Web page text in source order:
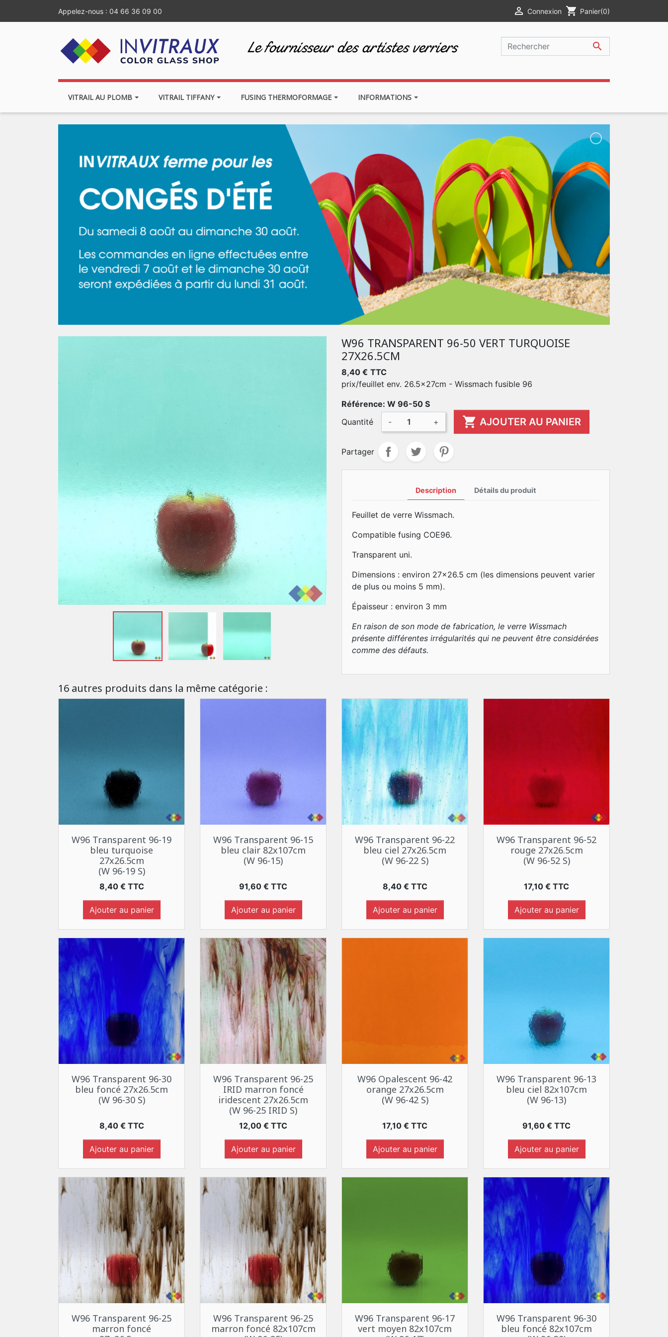
Appelez-nous : 04 66 36 09 00  Connexion shopping_cart Panier(0)
Le fournisseur des artistes verriers 
VITRAIL AU PLOMB VITRAIL TIFFANY FUSING THERMOFORMAGE INFORMATIONS
W96 TRANSPARENT 96-50 VERT TURQUOISE
27X26.5CM
8,40 € TTC
prix/feuillet env. 26.5x27cm - Wissmach fusible 96
Référence: W 96-50 S
Quantité
- +  AJOUTER AU PANIER
Partager
Description Détails du produit
Feuillet de verre Wissmach.
Compatible fusing COE96.
Transparent uni.
Dimensions : environ 27x26.5 cm (les dimensions peuvent varier
de plus ou moins 5 mm).
Épaisseur : environ 3 mm
En raison de son mode de fabrication, le verre Wissmach
présente différentes irrégularités qui ne peuvent être considérées
comme des défauts.
16 autres produits dans la même catégorie :
Aperçu rapide
W96 Transparent 96-19
bleu turquoise
27x26.5cm
(W 96-19 S)
Prix
8,40 € TTC
Ajouter au panier
Aperçu rapide
W96 Transparent 96-15
bleu clair 82x107cm
(W 96-15)
Prix
91,60 € TTC
Ajouter au panier
Aperçu rapide
W96 Transparent 96-22
bleu ciel 27x26.5cm
(W 96-22 S)
Prix
8,40 € TTC
Ajouter au panier
Aperçu rapide
W96 Transparent 96-52
rouge 27x26.5cm
(W 96-52 S)
Prix
17,10 € TTC
Ajouter au panier
Aperçu rapide
W96 Transparent 96-30
bleu foncé 27x26.5cm
(W 96-30 S)
Prix
8,40 € TTC
Ajouter au panier
Aperçu rapide
W96 Transparent 96-25
IRID marron foncé
iridescent 27x26.5cm
(W 96-25 IRID S)
Prix
12,00 € TTC
Ajouter au panier
Aperçu rapide
W96 Opalescent 96-42
orange 27x26.5cm
(W 96-42 S)
Prix
17,10 € TTC
Ajouter au panier
Aperçu rapide
W96 Transparent 96-13
bleu ciel 82x107cm
(W 96-13)
Prix
91,60 € TTC
Ajouter au panier
Aperçu rapide
W96 Transparent 96-25
marron foncé
Aperçu rapide
W96 Transparent 96-25
marron foncé 82x107cm
Aperçu rapide
W96 Transparent 96-17
vert moyen 82x107cm
Aperçu rapide
W96 Transparent 96-30
bleu foncé 82x107cm